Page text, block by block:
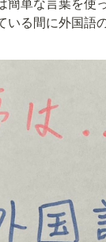
いる間に外国語